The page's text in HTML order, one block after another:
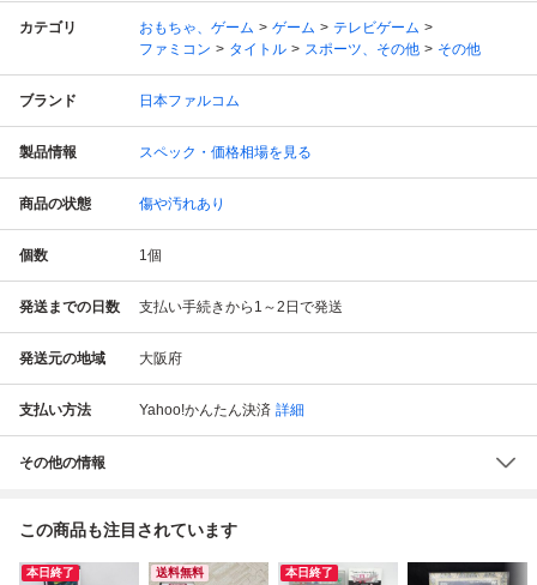
カテゴリ おもちゃ、ゲーム ゲーム
テレビゲーム
ファミコン
タイトル スポーツ、その他 その他
ブランド 日本ファルコム
製品情報 スペック・価格相場を見る
商品の状態 傷や汚れあり
個数 1個
発送までの日数 支払い手続きから1～2日で発送
発送元の地域 大阪府
支払い方法 Yahoo!かんたん決済 詳細
その他の情報
この商品も注目されています
本日終了 送料無料 本日終了